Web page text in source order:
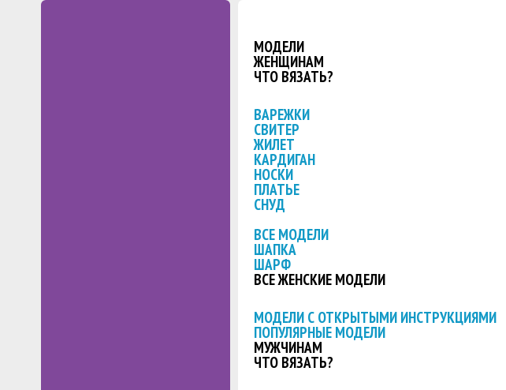
МОДЕЛИ
ЖЕНЩИНАМ
ЧТО ВЯЗАТЬ?
ВАРЕЖКИ
СВИТЕР
ЖИЛЕТ
КАРДИГАН
НОСКИ
ПЛАТЬЕ
СНУД
ВСЕ МОДЕЛИ
ШАПКА
ШАРФ
ВСЕ ЖЕНСКИЕ МОДЕЛИ
МОДЕЛИ С ОТКРЫТЫМИ ИНСТРУКЦИЯМИ
ПОПУЛЯРНЫЕ МОДЕЛИ
МУЖЧИНАМ
ЧТО ВЯЗАТЬ?